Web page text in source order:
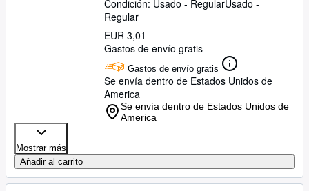
Condición: Usado - RegularUsado -
Regular
EUR 3,01
Gastos de envío gratis
Gastos de envío gratis
Se envía dentro de Estados Unidos de
America
Se envía dentro de Estados Unidos de
America
Mostrar más
Añadir al carrito